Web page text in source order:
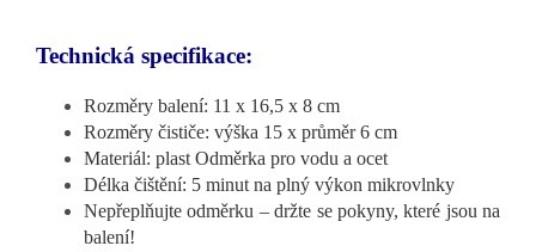
Technická specifikace:
Rozměry balení: 11 x 16,5 x 8 cm
Rozměry čističe: výška 15 x průměr 6 cm
Materiál: plast Odměrka pro vodu a ocet
Délka čištění: 5 minut na plný výkon mikrovlnky
Nepřeplňujte odměrku – držte se pokyny, které jsou na
balení!